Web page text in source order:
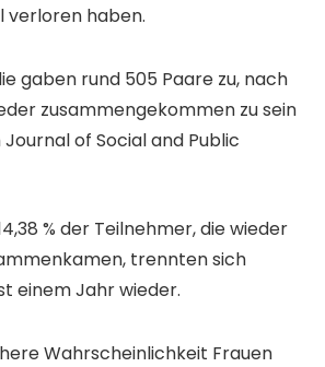
verloren haben.
gaben rund 505 Paare zu, nach
zusammengekommen zu sein
of Social and Public
% der Teilnehmer, die wieder
trennten sich
einem Jahr wieder.
Wahrscheinlichkeit Frauen